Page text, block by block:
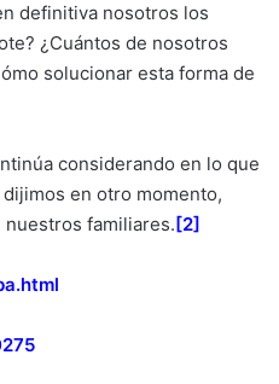
definitiva nosotros los
¿Cuántos de nosotros
solucionar esta forma de
considerando en lo que
en otro momento,
nuestros familiares.[2]